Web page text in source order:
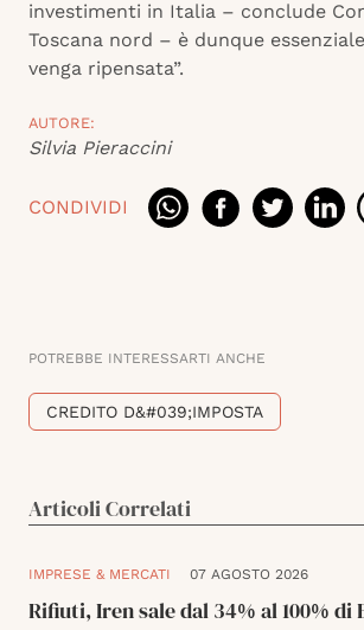
investimenti in Italia – conclude
Toscana nord – è dunque
venga ripensata”.
AUTORE:
Silvia Pieraccini
CONDIVIDI
POTREBBE INTERESSARTI ANCHE
CREDITO D&#039;IMPOSTA
Articoli Correlati
IMPRESE & MERCATI 07 AGOSTO 2026
Rifiuti, Iren sale dal 34% al 100% di